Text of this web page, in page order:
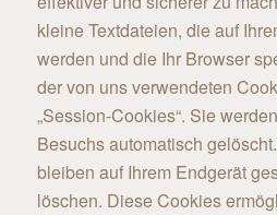
kleine Textdateien, die auf
werden und die Ihr Browser
der von uns verwendeten
„Session-Cookies“. Sie
Besuchs automatisch
bleiben auf Ihrem Endgerät
löschen. Diese Cookies